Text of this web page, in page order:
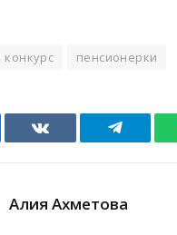
конкурс пенсионерки
VKontakteTelegram
Алия Ахметова